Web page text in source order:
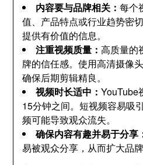
内容要与品牌相关：每个
值、产品特点或行业趋势密
提供有价值的信息。
注重视频质量：高质量的
牌的信任感。使用高清摄像
确保后期剪辑精良。
视频时长适中：YouTube
15分钟之间。短视频容易吸
频可能导致观众流失。
确保内容有趣并易于分享
易被观众分享，从而扩大品牌